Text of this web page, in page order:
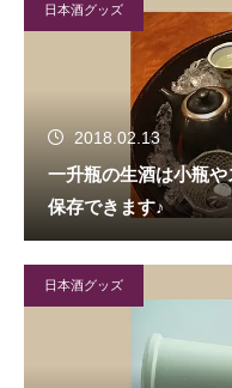
日本酒グッズ
2018.02.13
一升瓶の生酒は小瓶
保存できます♪
日本酒グッズ